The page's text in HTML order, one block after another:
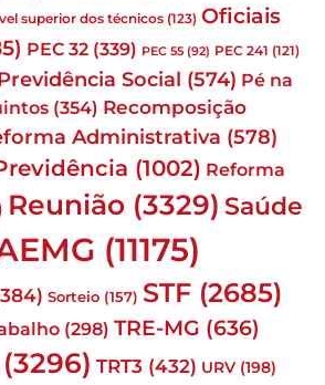
superior dos técnicos (123) Oficiais
PEC 32 (339) PEC 55 (92) PEC 241 (121)
Social (574) Pé na
(354) Recomposição
Administrativa (578)
(1002) Reforma
Reunião (3329) Saúde
(11175)
Sorteio (157) STF (2685)
(298) TRE-MG (636)
(3296) TRT3 (432) URV (198)